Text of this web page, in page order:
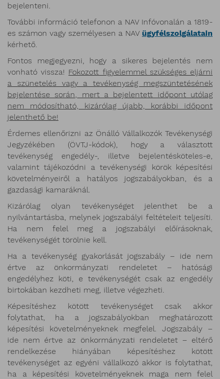
bejelenteni.
További információ telefonon a NAV Infóvonalán a 1819-
es számon vagy személyesen a NAV ügyfélszolgálatain
kérhető.
Fontos megjegyezni, hogy a sikeres bejelentés nem
vonható vissza! Fokozott figyelemmel szükséges eljárni
a szünetelés vagy a tevékenység megszüntetésének
bejelentése során, mert a bejelentett időpont utólag
nem módosítható, kizárólag újabb, korábbi időpont
jelenthető be!
Érdemes ellenőrizni az Önálló Vállalkozók Tevékenységi
Jegyzékében (ÖVTJ-kódok), hogy a választott
tevékenység engedély-, illetve bejelentésköteles-e,
valamint tájékozódni a tevékenységi körök képesítési
követelményeiről a hatályos jogszabályokban, és a
gazdasági kamaráknál.
Kizárólag olyan tevékenységet jelenthet be a
nyilvántartásba, melynek jogszabályi feltételeit teljesíti.
Ha nem felel meg a jogszabályi előírásoknak,
tevékenységét törölnie kell.
Ha a tevékenység gyakorlását jogszabály – ide nem
értve az önkormányzati rendeletet – hatósági
engedélyhez köti, e tevékenységét csak az engedély
birtokában kezdheti meg, illetve végezheti.
Képesítéshez kötött tevékenységet csak akkor
folytathat, ha a jogszabályokban meghatározott
képesítési követelményeknek megfelel. Jogszabály –
ide nem értve az önkormányzati rendeletet – eltérő
rendelkezése hiányában képesítéshez kötött
tevékenységet az egyéni vállalkozó akkor is folytathat,
ha a képesítési követelményeknek maga nem felel